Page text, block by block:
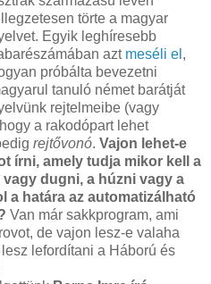
törte a magyar
Egyik leghíresebb
azt meséli el ,
próbálta bevezetni
tanuló német barátját
rejtelmeibe (vagy
a rakodópart lehet
rejtővonó. Vajon lehet-e
írni, amely tudja mikor kell a
dugni, a húzni vagy a
a határa az automatizálható
Van már sakkprogram, ami
de vajon lesz-e valaha
lefordítani a Háború és